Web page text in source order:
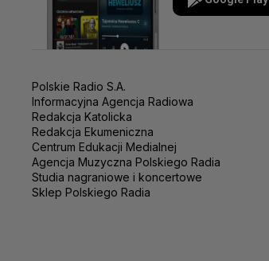
Polskie Radio S.A.
Informacyjna Agencja Radiowa
Redakcja Katolicka
Redakcja Ekumeniczna
Centrum Edukacji Medialnej
Agencja Muzyczna Polskiego Radia
Studia nagraniowe i koncertowe
Sklep Polskiego Radia